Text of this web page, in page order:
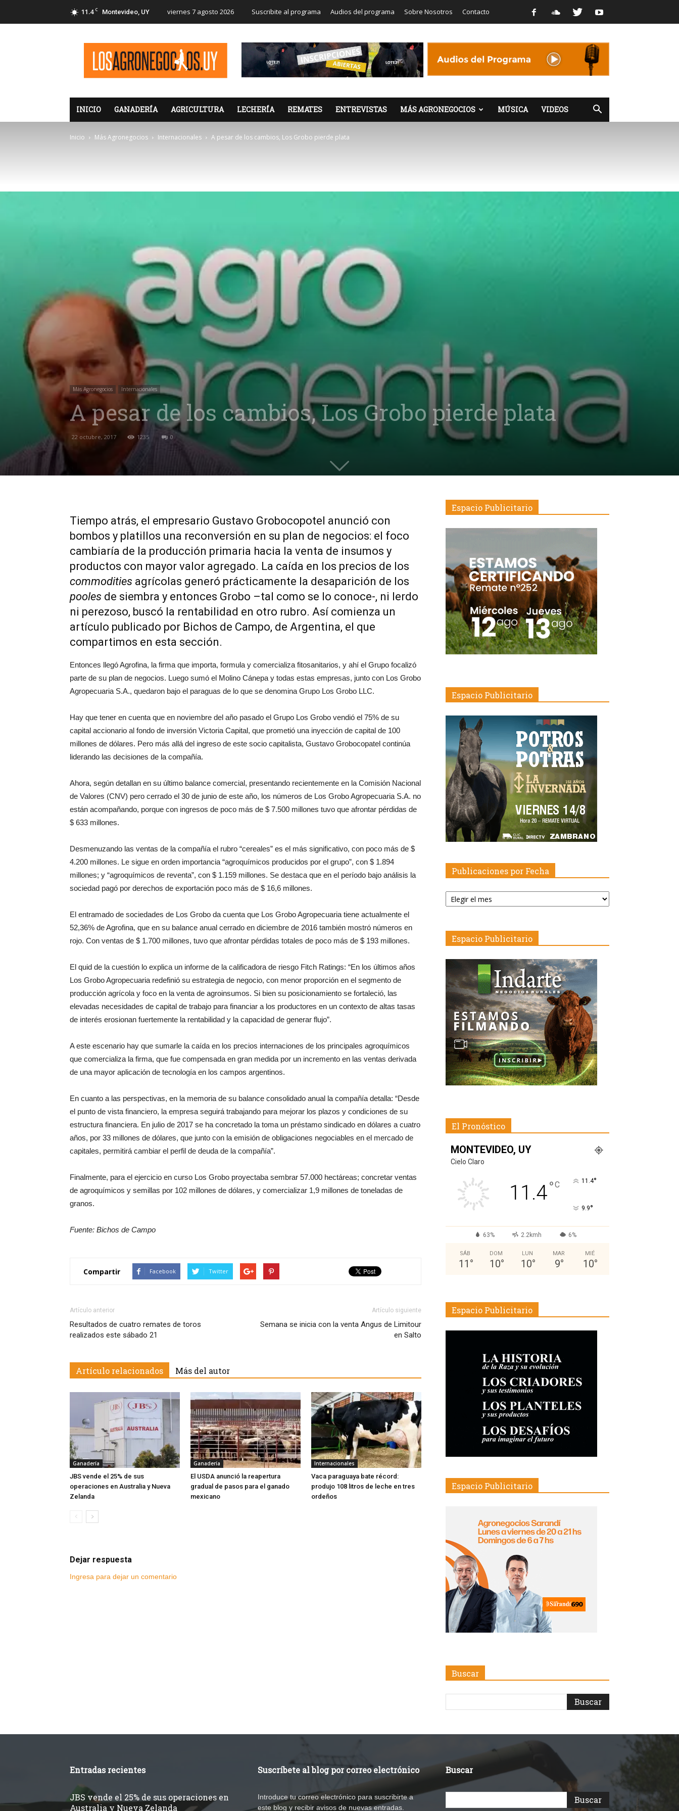
11.4 C Montevideo, UY viernes 7 agosto 2026 Suscribite al programa Audios del programa Sobre Nosotros Contacto
LosAgronegocios
INICIO GANADERÍA AGRICULTURA LECHERÍA REMATES ENTREVISTAS MÁS AGRONEGOCIOS MÚSICA VIDEOS
Inicio Más Agronegocios Internacionales A pesar de los cambios, Los Grobo pierde plata
Más Agronegocios Internacionales
A pesar de los cambios, Los Grobo pierde plata
22 octubre, 2017 1235 0
Tiempo atrás, el empresario Gustavo Grobocopotel anunció con
bombos y platillos una reconversión en su plan de negocios: el foco
cambiaría de la producción primaria hacia la venta de insumos y
productos con mayor valor agregado. La caída en los precios de los
commodities agrícolas generó prácticamente la desaparición de los
pooles de siembra y entonces Grobo –tal como se lo conoce-, ni lerdo
ni perezoso, buscó la rentabilidad en otro rubro. Así comienza un
artículo publicado por Bichos de Campo, de Argentina, el que
compartimos en esta sección.
Entonces llegó Agrofina, la firma que importa, formula y comercializa fitosanitarios, y ahí el Grupo focalizó
parte de su plan de negocios. Luego sumó el Molino Cánepa y todas estas empresas, junto con Los Grobo
Agropecuaria S.A., quedaron bajo el paraguas de lo que se denomina Grupo Los Grobo LLC.
Hay que tener en cuenta que en noviembre del año pasado el Grupo Los Grobo vendió el 75% de su
capital accionario al fondo de inversión Victoria Capital, que prometió una inyección de capital de 100
millones de dólares. Pero más allá del ingreso de este socio capitalista, Gustavo Grobocopatel continúa
liderando las decisiones de la compañía.
Ahora, según detallan en su último balance comercial, presentando recientemente en la Comisión Nacional
de Valores (CNV) pero cerrado el 30 de junio de este año, los números de Los Grobo Agropecuaria S.A. no
están acompañando, porque con ingresos de poco más de $ 7.500 millones tuvo que afrontar pérdidas de
$ 633 millones.
Desmenuzando las ventas de la compañía el rubro “cereales” es el más significativo, con poco más de $
4.200 millones. Le sigue en orden importancia “agroquímicos producidos por el grupo”, con $ 1.894
millones; y “agroquímicos de reventa”, con $ 1.159 millones. Se destaca que en el período bajo análisis la
sociedad pagó por derechos de exportación poco más de $ 16,6 millones.
El entramado de sociedades de Los Grobo da cuenta que Los Grobo Agropecuaria tiene actualmente el
52,36% de Agrofina, que en su balance anual cerrado en diciembre de 2016 también mostró números en
rojo. Con ventas de $ 1.700 millones, tuvo que afrontar pérdidas totales de poco más de $ 193 millones.
El quid de la cuestión lo explica un informe de la calificadora de riesgo Fitch Ratings: “En los últimos años
Los Grobo Agropecuaria redefinió su estrategia de negocio, con menor proporción en el segmento de
producción agrícola y foco en la venta de agroinsumos. Si bien su posicionamiento se fortaleció, las
elevadas necesidades de capital de trabajo para financiar a los productores en un contexto de altas tasas
de interés erosionan fuertemente la rentabilidad y la capacidad de generar flujo”.
A este escenario hay que sumarle la caída en los precios internaciones de los principales agroquímicos
que comercializa la firma, que fue compensada en gran medida por un incremento en las ventas derivada
de una mayor aplicación de tecnología en los campos argentinos.
En cuanto a las perspectivas, en la memoria de su balance consolidado anual la compañía detalla: “Desde
el punto de vista financiero, la empresa seguirá trabajando para mejorar los plazos y condiciones de su
estructura financiera. En julio de 2017 se ha concretado la toma un préstamo sindicado en dólares a cuatro
años, por 33 millones de dólares, que junto con la emisión de obligaciones negociables en el mercado de
capitales, permitirá cambiar el perfil de deuda de la compañía”.
Finalmente, para el ejercicio en curso Los Grobo proyectaba sembrar 57.000 hectáreas; concretar ventas
de agroquímicos y semillas por 102 millones de dólares, y comercializar 1,9 millones de toneladas de
granos.
Fuente: Bichos de Campo
Compartir Facebook Twitter
Artículo anterior
Resultados de cuatro remates de toros
realizados este sábado 21
Artículo siguiente
Semana se inicia con la venta Angus de Limitour
en Salto
Artículo relacionados Más del autor
Ganadería
JBS vende el 25% de sus
operaciones en Australia y Nueva
Zelanda
Ganadería
El USDA anunció la reapertura
gradual de pasos para el ganado
mexicano
Internacionales
Vaca paraguaya bate récord:
produjo 108 litros de leche en tres
ordeños
Dejar respuesta
Ingresa para dejar un comentario
Espacio Publicitario
Espacio Publicitario
Publicaciones por Fecha
Publicaciones
por
Espacio Publicitario
El Pronóstico
MONTEVIDEO, UY
Cielo Claro
11.4°C 11.4°
9.9°
63% 2.2kmh 6%
SÁB
11 °
DOM
10°
LUN
10°
MAR
9°
MIÉ
10°
Espacio Publicitario
Espacio Publicitario
Buscar
Entradas recientes
JBS vende el 25% de sus operaciones en
Australia y Nueva Zelanda
Suscríbete al blog por correo electrónico
Introduce tu correo electrónico para suscribirte a
este blog y recibir avisos de nuevas entradas.
Buscar